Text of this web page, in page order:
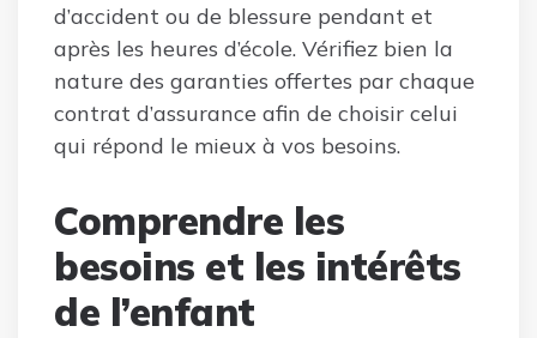
d’accident ou de blessure pendant et
après les heures d’école. Vérifiez bien la
nature des garanties offertes par chaque
contrat d’assurance afin de choisir celui
qui répond le mieux à vos besoins.
Comprendre les
besoins et les intérêts
de l’enfant